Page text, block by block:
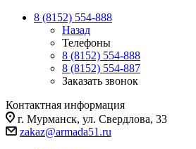
8 (8152) 554-888
Назад
Телефоны
8 (8152) 554-888
8 (8152) 554-887
Заказать звонок
Контактная информация
г. Мурманск, ул. Свердлова, 33
zakaz@armada51.ru